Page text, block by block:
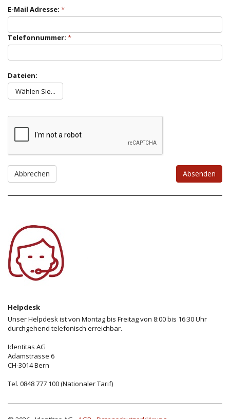
E-Mail Adresse:
Telefonnummer:
Dateien:
Wählen Sie...
Abbrechen Absenden
Helpdesk
Unser Helpdesk ist von Montag bis Freitag von 8:00 bis 16:30 Uhr
durchgehend telefonisch erreichbar.
Identitas AG
Adamstrasse 6
CH-3014 Bern
Tel. 0848 777 100 (Nationaler Tarif)